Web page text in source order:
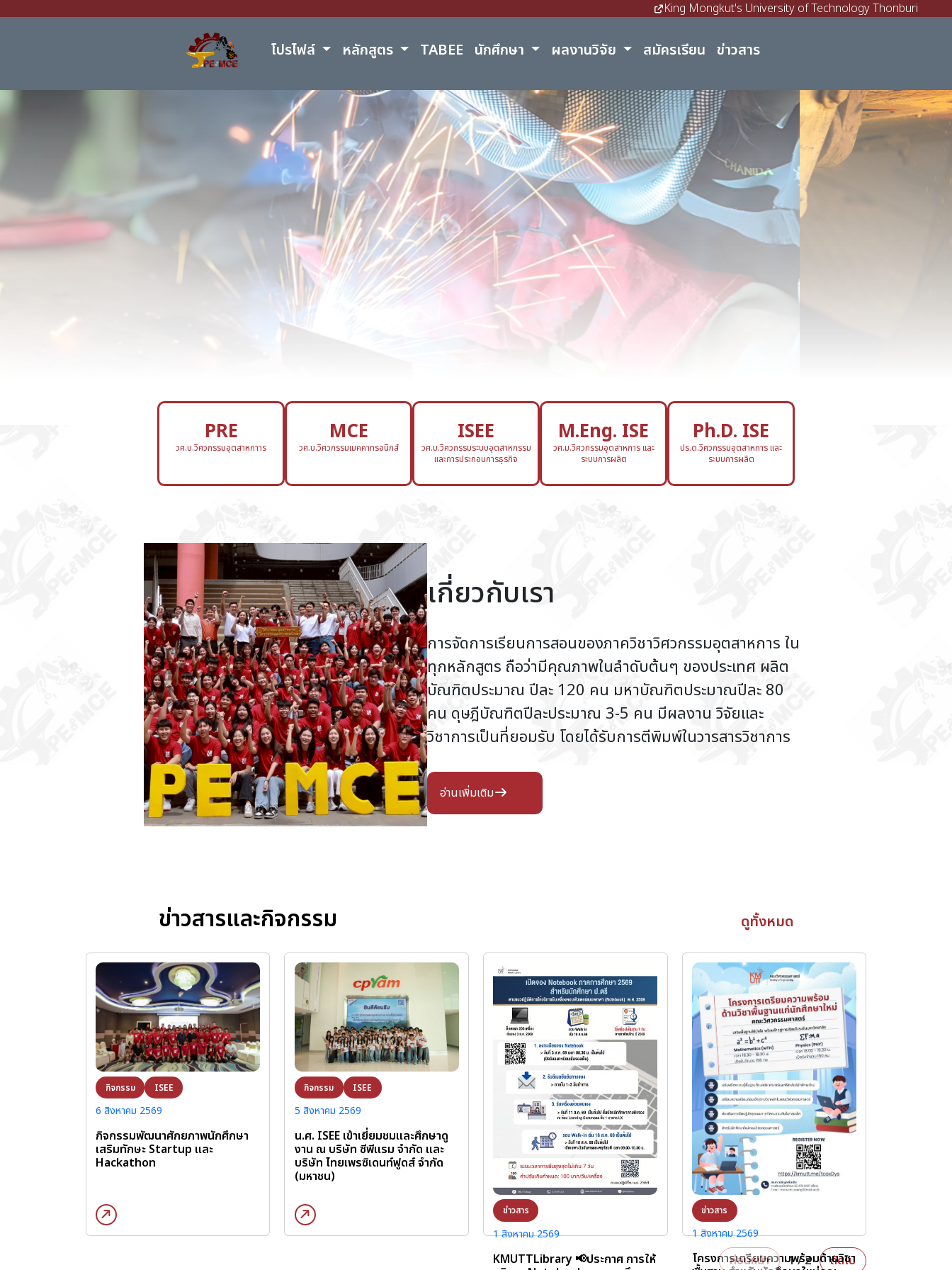
King Mongkut's University of Technology Thonburi
โปรไฟล์ หลักสูตร TABEE นักศึกษา ผลงานวิจัย สมัครเรียน ข่าวสาร
PRE
วศ.บ.วิศวกรรมอุตสาหกาาร
MCE
วศ.บ.วิศวกรรมเมคคาทรอนิกส์
ISEE
วศ.บ.วิศวกรรมระบบอุตสาหกรรม
และการประกอบการธุรกิจ
M.Eng. ISE
วศ.ม.วิศวกรรมอุตสาหการ และ
ระบบการผลิต
Ph.D. ISE
ปร.ด.วิศวกรรมอุตสาหการ และ
ระบบการผลิต
เกี่ยวกับเรา
การจัดการเรียนการสอนของภาควิชาวิศวกรรมอุตสาหการ ใน
ทุกหลักสูตร ถือว่ามีคุณภาพในลำดับต้นๆ ของประเทศ ผลิต
บัณฑิตประมาณ ปีละ 120 คน มหาบัณฑิตประมาณปีละ 80
คน ดุษฎีบัณฑิตปีละประมาณ 3-5 คน มีผลงาน วิจัยและ
วิชาการเป็นที่ยอมรับ โดยได้รับการตีพิมพ์ในวารสารวิชาการ
อ่านเพิ่มเติม
ข่าวสารและกิจกรรม ดูทั้งหมด
กิจกรรม ISEE
6 สิงหาคม 2569
กิจกรรมพัฒนาศักยภาพนักศึกษา
เสริมทักษะ Startup และ
Hackathon
กิจกรรม ISEE
5 สิงหาคม 2569
น.ศ. ISEE เข้าเยี่ยมชมและศึกษาดู
งาน ณ บริษัท ซีพีแรม จำกัด และ
บริษัท ไทยเพรซิเดนท์ฟูดส์ จำกัด
(มหาชน)
ข่าวสาร
1 สิงหาคม 2569
KMUTTLibrary 📢ประกาศ การให้
ข่าวสาร
1 สิงหาคม 2569
โครงการเตรียมความพร้อมด้านวิชา
ก่อนหน้า 1 / 2 ถัดไป